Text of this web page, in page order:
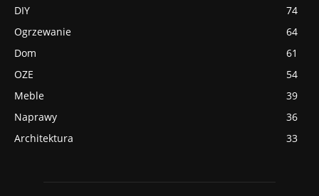
DIY
74
Ogrzewanie
64
Dom
61
OZE
54
Meble
39
Naprawy
36
Architektura
33